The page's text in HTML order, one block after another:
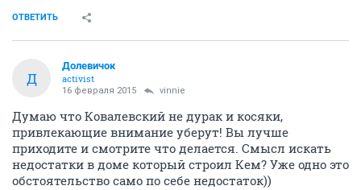
ОТВЕТИТЬ
Д
Долевичок
activist
16 февраля 2015 vinnie
Думаю что Ковалевский не дурак и косяки,
привлекающие внимание уберут! Вы лучше
приходите и смотрите что делается. Смысл искать
недостатки в доме который строил Кем? Уже одно это
обстоятельство само по себе недостаток))